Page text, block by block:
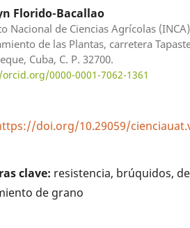
Florido-Bacallao
Nacional de Ciencias Agrícolas
de las Plantas, carretera
Cuba, C. P. 32700.
0000-0001-7062-1361
doi.org/10.29059/
clave: resistencia, brúquidos,
de grano